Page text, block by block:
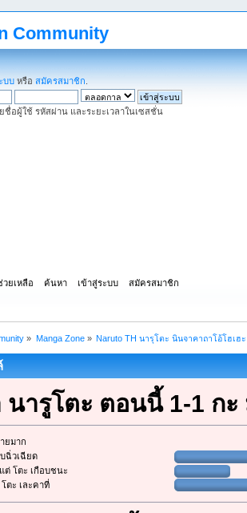
Community
บบ หรือ สมัครสมาชิก
ชื่อผู้ใช้ รหัสผ่าน และระยะเวลาในเซสชั่น
วยเหลือ ค้นหา เข้าสู่ระบบ สมัครสมาชิก
» Manga Zone» Naruto TH นารุโตะ นินจาคาถาโอ้โฮเฮ
นารูโตะ ตอนนี้ 1-1 ก
ยมาก
ฉิ่วเฉียด
ต่ โตะ เกือบชนะ
ตะ เละคาที่